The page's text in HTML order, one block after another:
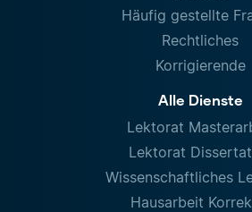
Häufig gestellte
Rechtliches
Korrigierende
Alle Dienste
Lektorat
Lektorat
Wissenschaftliches
Hausarbeit